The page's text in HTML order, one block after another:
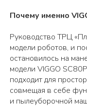
Почему именно
Руководство ТРЦ
модели роботов, и
остановилось на
модели VIGGO
подходит для
совмещая в себе
и пылеуборочной